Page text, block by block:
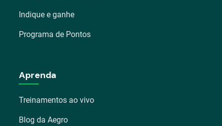
Indique e ganhe
Programa de Pontos
Aprenda
Treinamentos ao vivo
Blog da Aegro